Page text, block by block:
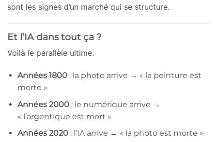
sont les signes d’un marché qui se structure.
Et l’IA dans tout ça ?
Voilà le parallèle ultime.
Années 1800: la photo arrive → « la peinture est
morte »
Années 2000: le numérique arrive →
« l’argentique est mort »
Années 2020: l’IA arrive → « la photo est morte »